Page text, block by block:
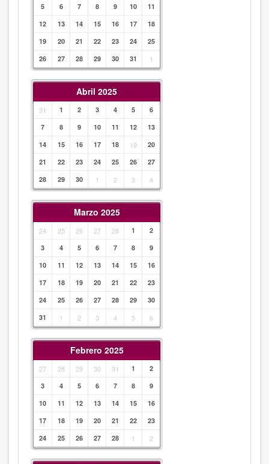
5 6 7 8 9 10
11
12
13 14 15 16 17
18
19
20 21 22 23 24
25
26
27 28 29 30 31 1
Abril 2025
31 1 2 3 4 5
6
7
8 9 10 11 12
13
14
15 16 17 18 19
20
21
22 23 24 25 26
27
28
29 30 1 2 3 4
Marzo 2025
24 25 26 27 28 1
2
3
4 5 6 7 8
9
10
11 12 13 14 15
16
17
18 19 20 21 22
23
24
25 26 27 28 29
30
31
1 2 3 4 5 6
Febrero 2025
27 28 29 30 31 1
2
3
4 5 6 7 8
9
10
11 12 13 14 15
16
17
18 19 20 21 22
23
24
25 26 27 28 1 2